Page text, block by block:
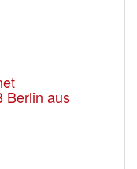
Berlin aus